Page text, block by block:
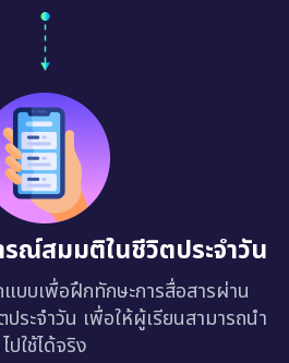
ณ์สมมติในชีวิตประจำวัน
บบเพื่อฝึกทักษะการสื่อสารผ่าน
ระจำวัน เพื่อให้ผู้เรียนสามารถนำ
ไปใช้ได้จริง